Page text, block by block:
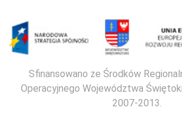
Sfinansowano ze Środków
Operacyjnego Województwa
2007-2013.